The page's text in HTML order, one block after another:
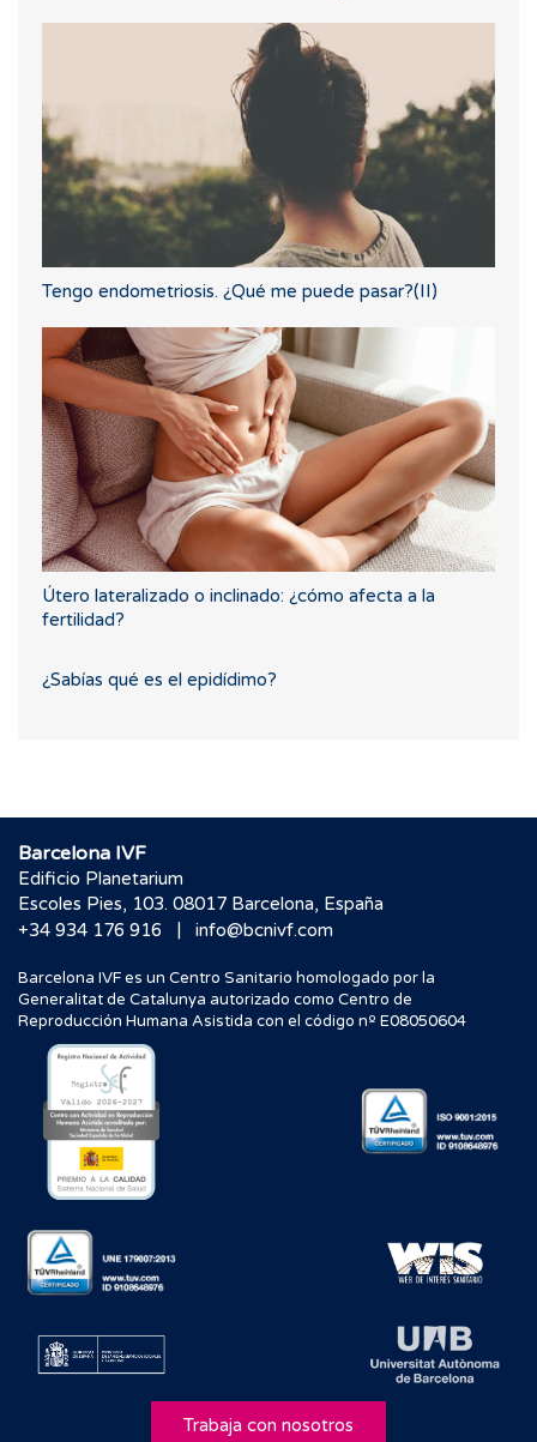
Tengo endometriosis. ¿Qué me puede pasar?(II)
Útero lateralizado o inclinado: ¿cómo afecta a la
fertilidad?
¿Sabías qué es el epidídimo?
Barcelona IVF
Edificio Planetarium
Escoles Pies, 103. 08017 Barcelona, España
+34 934 176 916
| info@bcnivf.com
Barcelona IVF es un Centro Sanitario homologado por la
Generalitat de Catalunya autorizado como Centro de
Reproducción Humana Asistida con el código nº E08050604
Trabaja con nosotros